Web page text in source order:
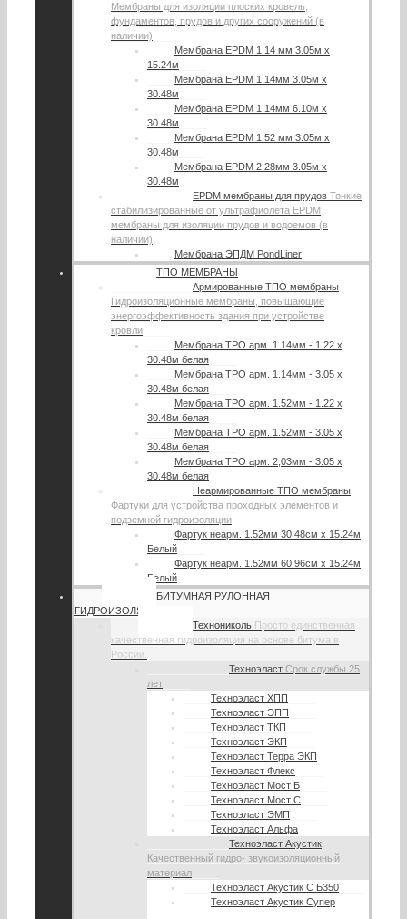
Мембраны для изоляции плоских кровель,
фундаментов, прудов и других сооружений (в
наличии)
Мембрана EPDM 1.14 мм 3.05м х
15.24м
Мембрана EPDM 1.14мм 3.05м х
30.48м
Мембрана EPDM 1.14мм 6.10м х
30.48м
Мембрана EPDM 1.52 мм 3.05м х
30.48м
Мембрана EPDM 2.28мм 3.05м х
30.48м
EPDM мембраны для прудов Тонкие
стабилизированные от ультрафиолета EPDM
мембраны для изоляции прудов и водоемов (в
наличии)
Мембрана ЭПДМ PondLiner
ТПО МЕМБРАНЫ
Армированные ТПО мембраны
Гидроизоляционные мембраны, повышающие
энергоэффективность здания при устройстве
кровли
Мембрана TPO арм. 1.14мм - 1.22 х
30.48м белая
Мембрана TPO арм. 1.14мм - 3.05 х
30.48м белая
Мембрана TPO арм. 1.52мм - 1.22 х
30.48м белая
Мембрана TPO арм. 1.52мм - 3.05 х
30.48м белая
Мембрана TPO арм. 2,03мм - 3.05 х
30.48м белая
Неармированные ТПО мембраны
Фартуки для устройства проходных элементов и
подземной гидроизоляции
Фартук неарм. 1.52мм 30.48см х 15.24м
Белый
Фартук неарм. 1.52мм 60.96см х 15.24м
Белый
БИТУМНАЯ РУЛОННАЯ
ГИДРОИЗОЛЯЦИЯ
Технониколь Просто единственная
качественная гидроизоляция на основе битума в
России.
Техноэласт Срок службы 25
лет
Техноэласт ХПП
Техноэласт ЭПП
Техноэласт ТКП
Техноэласт ЭКП
Техноэласт Терра ЭКП
Техноэласт Флекс
Техноэласт Мост Б
Техноэласт Мост С
Техноэласт ЭМП
Техноэласт Альфа
Техноэласт Акустик
Качественный гидро- звукоизоляционный
материал
Техноэласт Акустик С Б350
Техноэласт Акустик Супер